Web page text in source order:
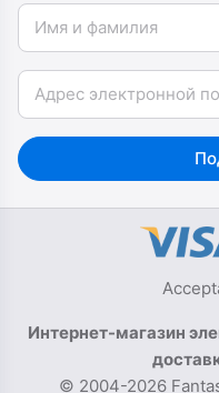
Имя и фамилия
Email
Интернет-магазин
© 2004-2026